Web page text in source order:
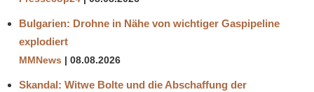
Bulgarien: Drohne in Nähe von wichtiger Gaspipeline
explodiert
MMNews 08.08.2026
Skandal: Witwe Bolte und die Abschaffung der